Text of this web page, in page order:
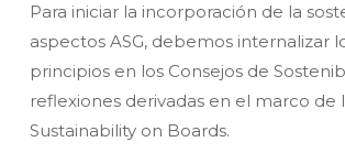
Para iniciar la incorporación de la
aspectos ASG, debemos internalizar
principios en los Consejos de
reflexiones derivadas en el marco de
Sustainability on Boards.